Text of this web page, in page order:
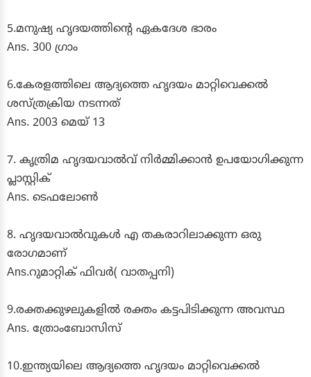
5.മനുഷ്യ ഹൃദയത്തിന്റെ ഏകദേശ ഭാരം
Ans. 300 ഗ്രാം
6.കേരളത്തിലെ ആദ്യത്തെ ഹൃദയം മാറ്റിവെക്കൽ
ശസ്ത്രക്രിയ നടന്നത്
Ans. 2003 മെയ് 13
7. കൃത്രിമ ഹൃദയവാൽവ് നിർമ്മിക്കാൻ ഉപയോഗിക്കുന്ന
പ്ലാസ്റ്റിക്
Ans. ടെഫലോൺ
8. ഹൃദയവാൽവുകൾ എ തകരാറിലാക്കുന്ന ഒരു
രോഗമാണ്
Ans.റുമാറ്റിക് ഫിവർ( വാതപ്പനി)
9.രക്തക്കുഴലുകളിൽ രക്തം കട്ടപിടിക്കുന്ന അവസ്ഥ
Ans. ത്രോംബോസിസ്
10.ഇന്ത്യയിലെ ആദ്യത്തെ ഹൃദയം മാറ്റിവെക്കൽ